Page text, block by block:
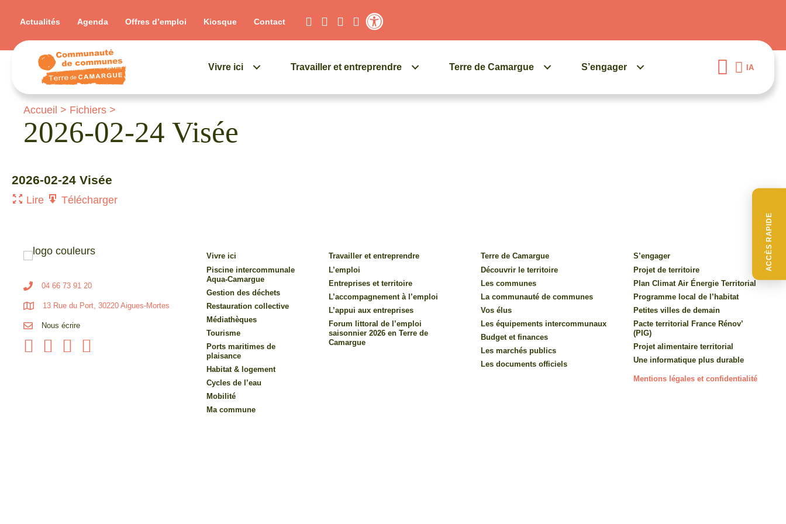
ACCÈS RAPIDE
Actualités Agenda Offres d’emploi Kiosque
Contact
Vivre ici Travailler et entreprendre Terre de Camargue S’engager IA
Accueil > Fichiers >
2026-02-24 Visée
2026-02-24 Visée
Lire Télécharger
04 66 73 91 20
13 Rue du Port, 30220 Aigues-Mortes
Nous écrire
Vivre ici
Piscine intercommunale
Aqua-Camargue
Gestion des déchets
Restauration collective
Médiathèques
Tourisme
Ports maritimes de
plaisance
Habitat & logement
Cycles de l’eau
Mobilité
Ma commune
Travailler et entreprendre
L’emploi
Entreprises et territoire
L’accompagnement à l’emploi
L’appui aux entreprises
Forum littoral de l’emploi
saisonnier 2026 en Terre de
Camargue
Terre de Camargue
Découvrir le territoire
Les communes
La communauté de communes
Vos élus
Les équipements intercommunaux
Budget et finances
Les marchés publics
Les documents officiels
S’engager
Projet de territoire
Plan Climat Air Énergie Territorial
Programme local de l’habitat
Petites villes de demain
Pacte territorial France Rénov’
(PIG)
Projet alimentaire territorial
Une informatique plus durable
Mentions légales et confidentialité